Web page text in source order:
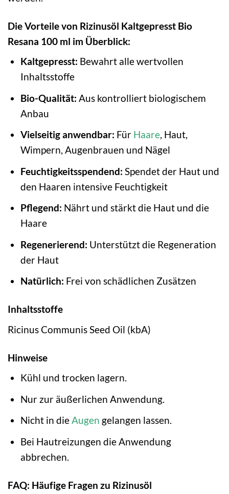
Die Vorteile von Rizinusöl Kaltgepresst Bio
Resana 100 ml im Überblick:
Kaltgepresst: Bewahrt alle wertvollen
Inhaltsstoffe
Bio-Qualität: Aus kontrolliert biologischem
Anbau
Vielseitig anwendbar: Für Haare, Haut,
Wimpern, Augenbrauen und Nägel
Feuchtigkeitsspendend: Spendet der Haut und
den Haaren intensive Feuchtigkeit
Pflegend: Nährt und stärkt die Haut und die
Haare
Regenerierend: Unterstützt die Regeneration
der Haut
Natürlich: Frei von schädlichen Zusätzen
Inhaltsstoffe
Ricinus Communis Seed Oil (kbA)
Hinweise
Kühl und trocken lagern.
Nur zur äußerlichen Anwendung.
Nicht in dieAugen gelangen lassen.
Bei Hautreizungen die Anwendung
abbrechen.
FAQ: Häufige Fragen zu Rizinusöl